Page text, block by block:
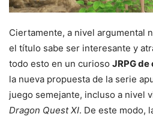
Ciertamente, a nivel argumental
el título sabe ser interesante y
todo esto en un curioso JRPG
la nueva propuesta de la serie
juego semejante, incluso a nivel
Dragon Quest XI. De este modo,